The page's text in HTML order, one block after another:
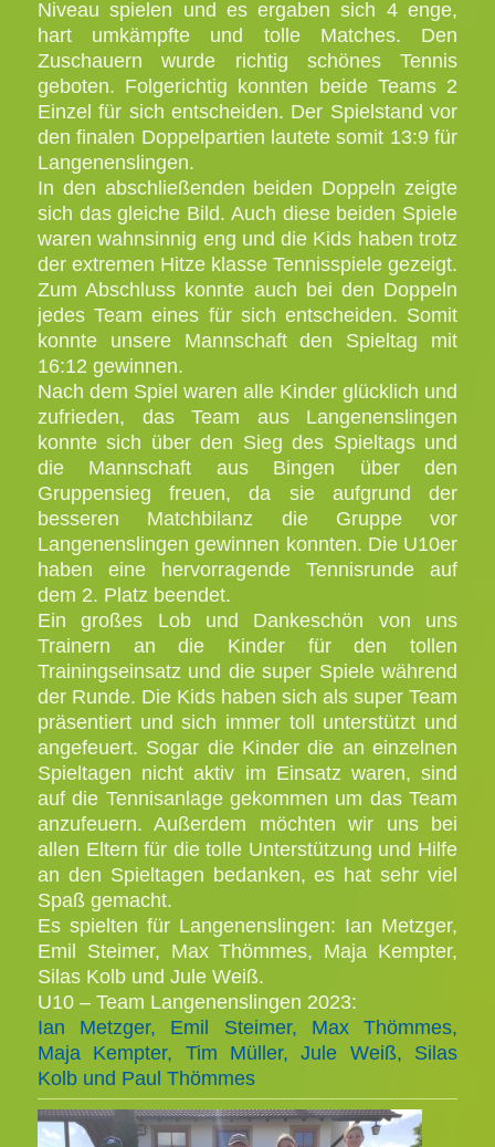
Niveau spielen und es ergaben sich 4 enge,
hart umkämpfte und tolle Matches. Den
Zuschauern wurde richtig schönes Tennis
geboten. Folgerichtig konnten beide Teams 2
Einzel für sich entscheiden. Der Spielstand vor
den finalen Doppelpartien lautete somit 13:9 für
Langenenslingen.
In den abschließenden beiden Doppeln zeigte
sich das gleiche Bild. Auch diese beiden Spiele
waren wahnsinnig eng und die Kids haben trotz
der extremen Hitze klasse Tennisspiele gezeigt.
Zum Abschluss konnte auch bei den Doppeln
jedes Team eines für sich entscheiden. Somit
konnte unsere Mannschaft den Spieltag mit
16:12 gewinnen.
Nach dem Spiel waren alle Kinder glücklich und
zufrieden, das Team aus Langenenslingen
konnte sich über den Sieg des Spieltags und
die Mannschaft aus Bingen über den
Gruppensieg freuen, da sie aufgrund der
besseren Matchbilanz die Gruppe vor
Langenenslingen gewinnen konnten. Die U10er
haben eine hervorragende Tennisrunde auf
dem 2. Platz beendet.
Ein großes Lob und Dankeschön von uns
Trainern an die Kinder für den tollen
Trainingseinsatz und die super Spiele während
der Runde. Die Kids haben sich als super Team
präsentiert und sich immer toll unterstützt und
angefeuert. Sogar die Kinder die an einzelnen
Spieltagen nicht aktiv im Einsatz waren, sind
auf die Tennisanlage gekommen um das Team
anzufeuern. Außerdem möchten wir uns bei
allen Eltern für die tolle Unterstützung und Hilfe
an den Spieltagen bedanken, es hat sehr viel
Spaß gemacht.
Es spielten für Langenenslingen: Ian Metzger,
Emil Steimer, Max Thömmes, Maja Kempter,
Silas Kolb und Jule Weiß.
U10 – Team Langenenslingen 2023:
Ian Metzger, Emil Steimer, Max Thömmes,
Maja Kempter, Tim Müller, Jule Weiß, Silas
Kolb und Paul Thömmes